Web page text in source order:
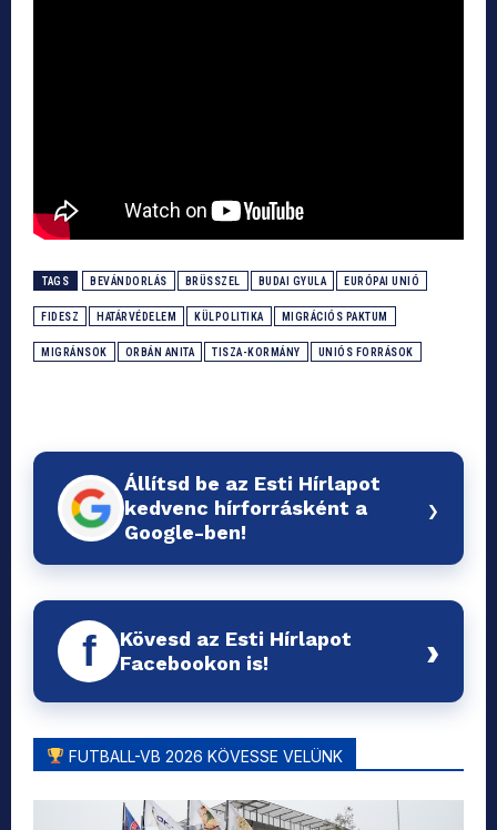
TAGS BEVÁNDORLÁS BRÜSSZEL BUDAI GYULA EURÓPAI UNIÓ
FIDESZ HATÁRVÉDELEM KÜLPOLITIKA MIGRÁCIÓS PAKTUM
MIGRÁNSOK ORBÁN ANITA TISZA-KORMÁNY UNIÓS FORRÁSOK
Állítsd be az Esti Hírlapot
kedvenc hírforrásként a
Google-ben!
›
f
Kövesd az Esti Hírlapot
Facebookon is!
›
FUTBALL-VB 2026 KÖVESSE VELÜNK